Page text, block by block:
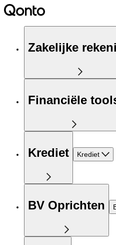
Zakelijke
Financiële
Krediet Krediet
BV Oprichten